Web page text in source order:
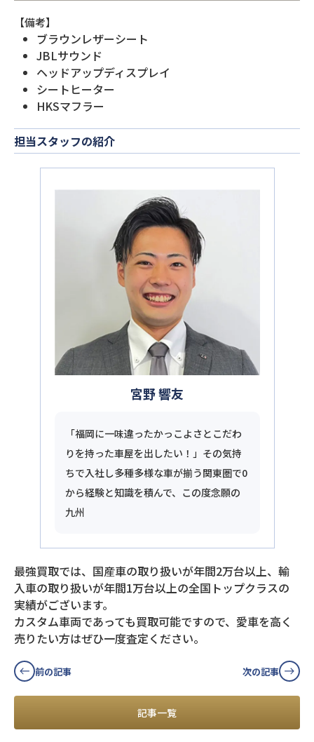
【備考】
ブラウンレザーシート
JBLサウンド
ヘッドアップディスプレイ
シートヒーター
HKSマフラー
担当スタッフの紹介
宮野 響友
「福岡に一味違ったかっこよさとこだわ
りを持った車屋を出したい！」その気持
ちで入社し多種多様な車が揃う関東圏で0
から経験と知識を積んで、この度念願の
九州
最強買取では、国産車の取り扱いが年間2万台以上、輸
入車の取り扱いが年間1万台以上の全国トップクラスの
実績がございます。
カスタム車両であっても買取可能ですので、愛車を高く
売りたい方はぜひ一度査定ください。
前の記事
記事一覧
次の記事